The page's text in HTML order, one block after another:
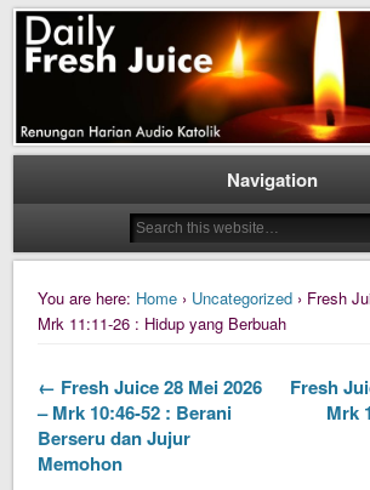
Daily Fresh Juice
Daily Fresh Juice Renungan Harian Katolik
Navigation
You are here: Home › Uncategorized › Fresh
Mrk 11:11-26 : Hidup yang Berbuah
← Fresh Juice 28 Mei 2026
– Mrk 10:46-52 : Berani
Berseru dan Jujur
Memohon
Fresh
Mrk